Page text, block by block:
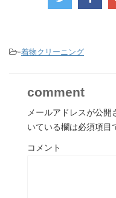
-着物クリーニング
comment
メールアドレスが公開
いている欄は必須項目
コメント